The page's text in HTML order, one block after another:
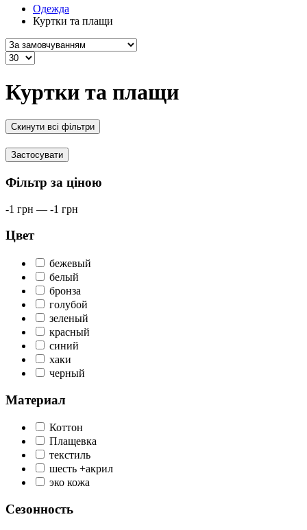
Одежда
Куртки та плащи
Куртки та плащи
Скинути всі фільтри
Застосувати
Фільтр за ціною
-1 грн — -1 грн
Цвет
бежевый
белый
бронза
голубой
зеленый
красный
синий
хаки
черный
Материал
Коттон
Плащевка
текстиль
шесть +акрил
эко кожа
Сезонность